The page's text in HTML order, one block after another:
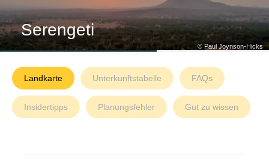
© Paul Joynson-Hicks
Serengeti
Landkarte Unterkunftstabelle FAQs
Insidertipps Planungsfehler Gut zu wissen